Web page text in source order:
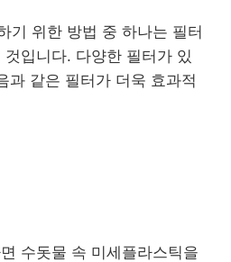
기 위한 방법 중 하나는 필터
입니다. 다양한 필터가 있
과 같은 필터가 더욱 효과적
수돗물 속 미세플라스틱을